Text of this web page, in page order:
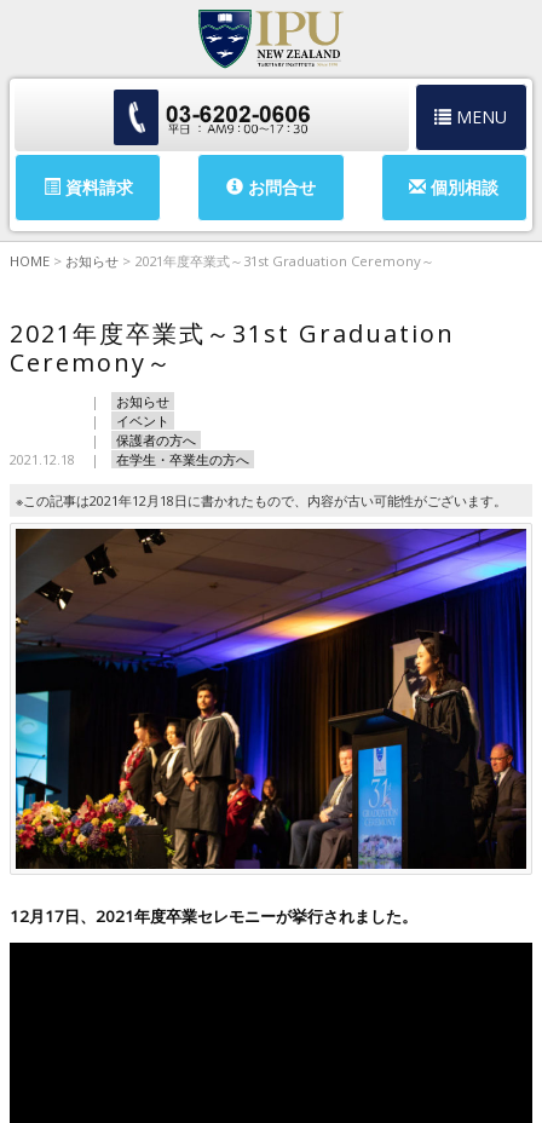
MENU
資料請求 お問合せ 個別相談
HOME > お知らせ > 2021年度卒業式～31st Graduation Ceremony～
2021年度卒業式～31st Graduation
Ceremony～
2021.12.18
お知らせ
イベント
保護者の方へ
在学生・卒業生の方へ
※この記事は2021年12月18日に書かれたもので、内容が古い可能性がございます。
12月17日、2021年度卒業セレモニーが挙行されました。